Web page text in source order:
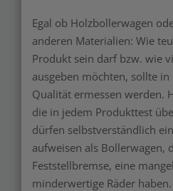
Egal ob Holzbollerwagen
anderen Materialien: Wie
Produkt sein darf bzw. wie
ausgeben möchten, sollte
Qualität ermessen werden.
die in jedem Produkttest
dürfen selbstverständlich
aufweisen als Bollerwagen,
Feststellbremse, eine
minderwertige Räder